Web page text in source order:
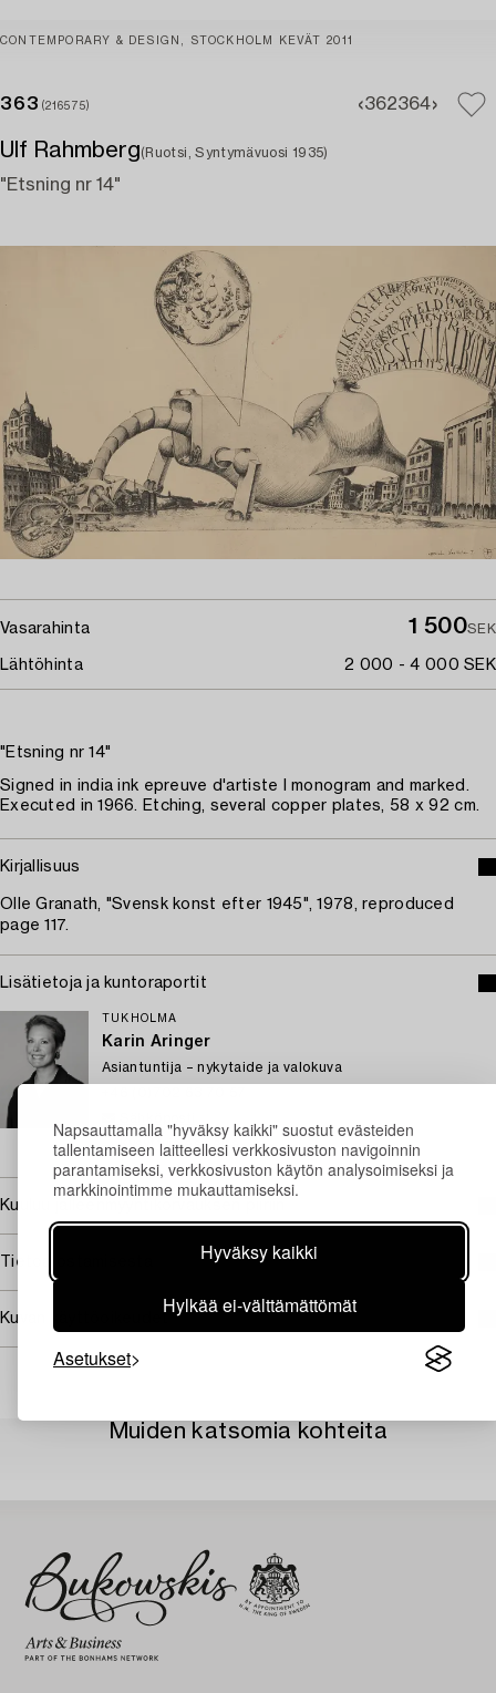
Napsauttamalla "hyväksy kaikki" suostut evästeiden
tallentamiseen laitteellesi verkkosivuston navigoinnin
parantamiseksi, verkkosivuston käytön analysoimiseksi ja
markkinointimme mukauttamiseksi.
Hyväksy kaikki
Hylkää ei-välttämättömät
Asetukset
CONTEMPORARY & DESIGN, STOCKHOLM KEVÄT 2011
363 (216575) 362364
Ulf Rahmberg(Ruotsi, Syntymävuosi 1935)
"Etsning nr 14"
Vasarahinta 1 500SEK
Lähtöhinta 2 000 - 4 000 SEK
"Etsning nr 14"
Signed in india ink epreuve d'artiste I monogram and marked.
Executed in 1966. Etching, several copper plates, 58 x 92 cm.
Kirjallisuus
Olle Granath, "Svensk konst efter 1945", 1978, reproduced
page 117.
Lisätietoja ja kuntoraportit
TUKHOLMA
Karin Aringer
Asiantuntija – nykytaide ja valokuva
→ Kysyttyjä esineitä
Kuuluu jälleenmyyntikorvauksen piiriin
Tietoa ostamisesta
Kuvan käyttöoikeudet
Muiden katsomia kohteita